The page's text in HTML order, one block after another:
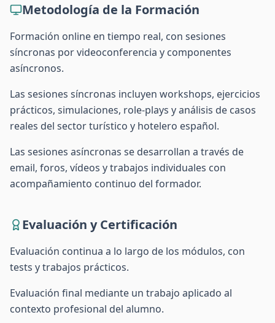
Metodología de la Formación
Formación online en tiempo real, con sesiones
síncronas por videoconferencia y componentes
asíncronos.
Las sesiones síncronas incluyen workshops, ejercicios
prácticos, simulaciones, role-plays y análisis de casos
reales del sector turístico y hotelero español.
Las sesiones asíncronas se desarrollan a través de
email, foros, vídeos y trabajos individuales con
acompañamiento continuo del formador.
Evaluación y Certificación
Evaluación continua a lo largo de los módulos, con
tests y trabajos prácticos.
Evaluación final mediante un trabajo aplicado al
contexto profesional del alumno.